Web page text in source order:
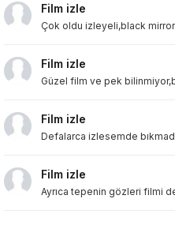
Film izle
Çok oldu izleyeli,black mirror
Film izle
Güzel film ve pek
Film izle
Defalarca izlesemde
Film izle
Ayrıca tepenin gözleri filmi